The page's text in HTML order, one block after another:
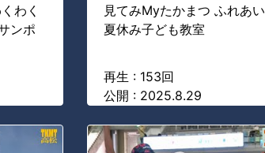
わく
ンポ
見てみMyたかまつ ふれあい
夏休み子ども教室
再生 : 153回
公開 : 2025.8.29